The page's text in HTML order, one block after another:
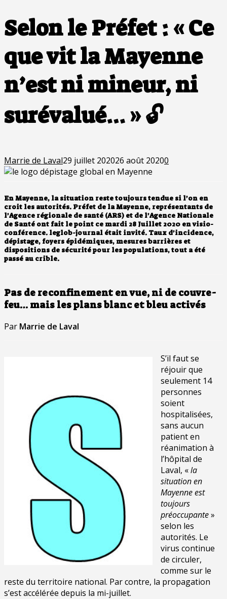
Selon le Préfet : « Ce
que vit la Mayenne
n’est ni mineur, ni
surévalué… » 🔓
Marrie de Laval29 juillet 202026 août 20200
En Mayenne, la situation reste toujours tendue si l’on en
croit les autorités. Préfet de la Mayenne, représentants de
l’Agence régionale de santé (ARS) et de l’Agence Nationale
de Santé ont fait le point ce mardi 28 Juillet 2020 en visio-
conférence. leglob-journal était invité. Taux d’incidence,
dépistage, foyers épidémiques, mesures barrières et
dispositions de sécurité pour les populations, tout a été
passé au crible.
Pas de reconfinement en vue, ni de couvre-
feu… mais les plans blanc et bleu activés
Par Marrie de Laval
S’il faut se
réjouir que
seulement 14
personnes
soient
hospitalisées,
sans aucun
patient en
réanimation à
l’hôpital de
Laval, «la
situation en
Mayenne est
toujours
préoccupante»
selon les
autorités. Le
virus continue
de circuler,
comme sur le
reste du territoire national. Par contre, la propagation
s’est accélérée depuis la mi-juillet.